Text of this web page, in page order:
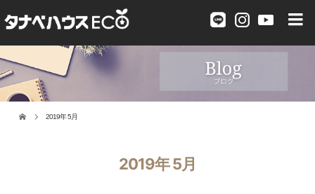
2019年 5月
2019年 5月